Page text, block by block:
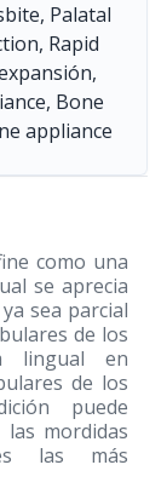
Palatal
Rapid
Bone
appliance
como una
se aprecia
sea parcial
de los
lingual en
de los
puede
mordidas
las más